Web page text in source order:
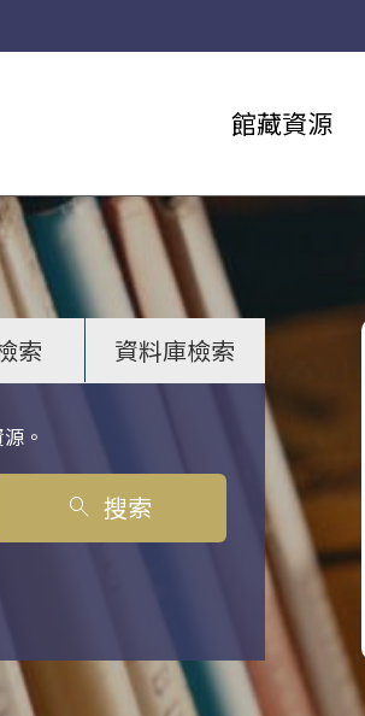
館藏資源
索 資料庫檢索
。
search 搜索